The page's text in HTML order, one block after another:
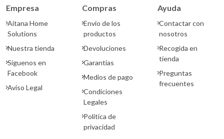
Empresa
Aitana Home
Solutions
Nuestra tienda
Síguenos en
Facebook
Aviso Legal
Compras
Envío de los
productos
Devoluciones
Garantías
Medios de pago
Condiciones
Legales
Politica de
privacidad
Ayuda
Contactar con
nosotros
Recogida en
tienda
Preguntas
frecuentes